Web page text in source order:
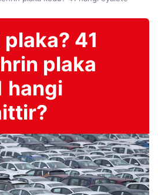
41
plaka
hangi